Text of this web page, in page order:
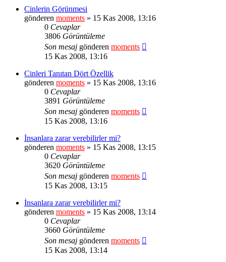
Cinlerin Görünmesi
gönderen moments » 15 Kas 2008, 13:16
0 Cevaplar
3806 Görüntüleme
Son mesaj gönderen moments
15 Kas 2008, 13:16
Cinleri Tanıtan Dört Özellik
gönderen moments » 15 Kas 2008, 13:16
0 Cevaplar
3891 Görüntüleme
Son mesaj gönderen moments
15 Kas 2008, 13:16
İnsanlara zarar verebilirler mi?
gönderen moments » 15 Kas 2008, 13:15
0 Cevaplar
3620 Görüntüleme
Son mesaj gönderen moments
15 Kas 2008, 13:15
İnsanlara zarar verebilirler mi?
gönderen moments » 15 Kas 2008, 13:14
0 Cevaplar
3660 Görüntüleme
Son mesaj gönderen moments
15 Kas 2008, 13:14